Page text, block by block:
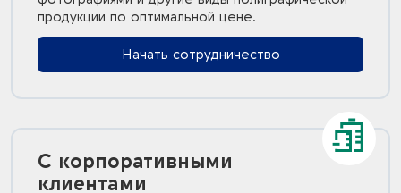
продукции по оптимальной цене.
Начать сотрудничество
С корпоративными
клиентами